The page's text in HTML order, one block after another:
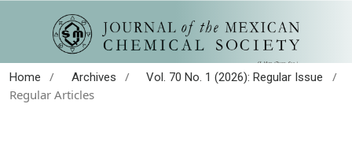
Home / Archives / Vol. 70 No. 1 (2026): Regular Issue
/
Regular Articles